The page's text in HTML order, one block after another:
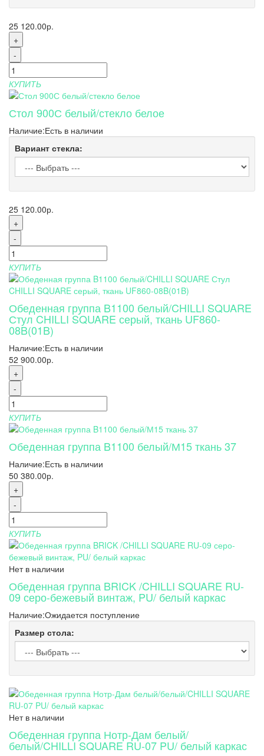
25 120.00р.
+
-
КУПИТЬ
Стол 900С белый/стекло белое
Наличие:Есть в наличии
Вариант стекла:
25 120.00р.
+
-
КУПИТЬ
Обеденная группа B1100 белый/CHILLI SQUARE
Стул CHILLI SQUARE серый, ткань UF860-
08B(01B)
Наличие:Есть в наличии
52 900.00р.
+
-
КУПИТЬ
Обеденная группа B1100 белый/М15 ткань 37
Наличие:Есть в наличии
50 380.00р.
+
-
КУПИТЬ
Нет в наличии
Обеденная группа BRICK /CHILLI SQUARE RU-
09 серо-бежевый винтаж, PU/ белый каркас
Наличие:Ожидается поступление
Размер стола:
Нет в наличии
Обеденная группа Нотр-Дам белый/
белый/CHILLI SQUARE RU-07 PU/ белый каркас